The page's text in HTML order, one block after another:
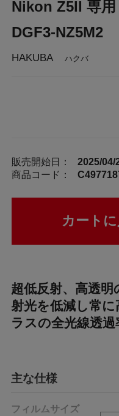
Nikon Z5II 専
DGF3-NZ5M2
HAKUBA ハクバ
販売開始日：
2025/04/
商品コード：
超低反射、高透
射光を低減し常に
ラスの全光線透
主な仕様
フィルムサイズ